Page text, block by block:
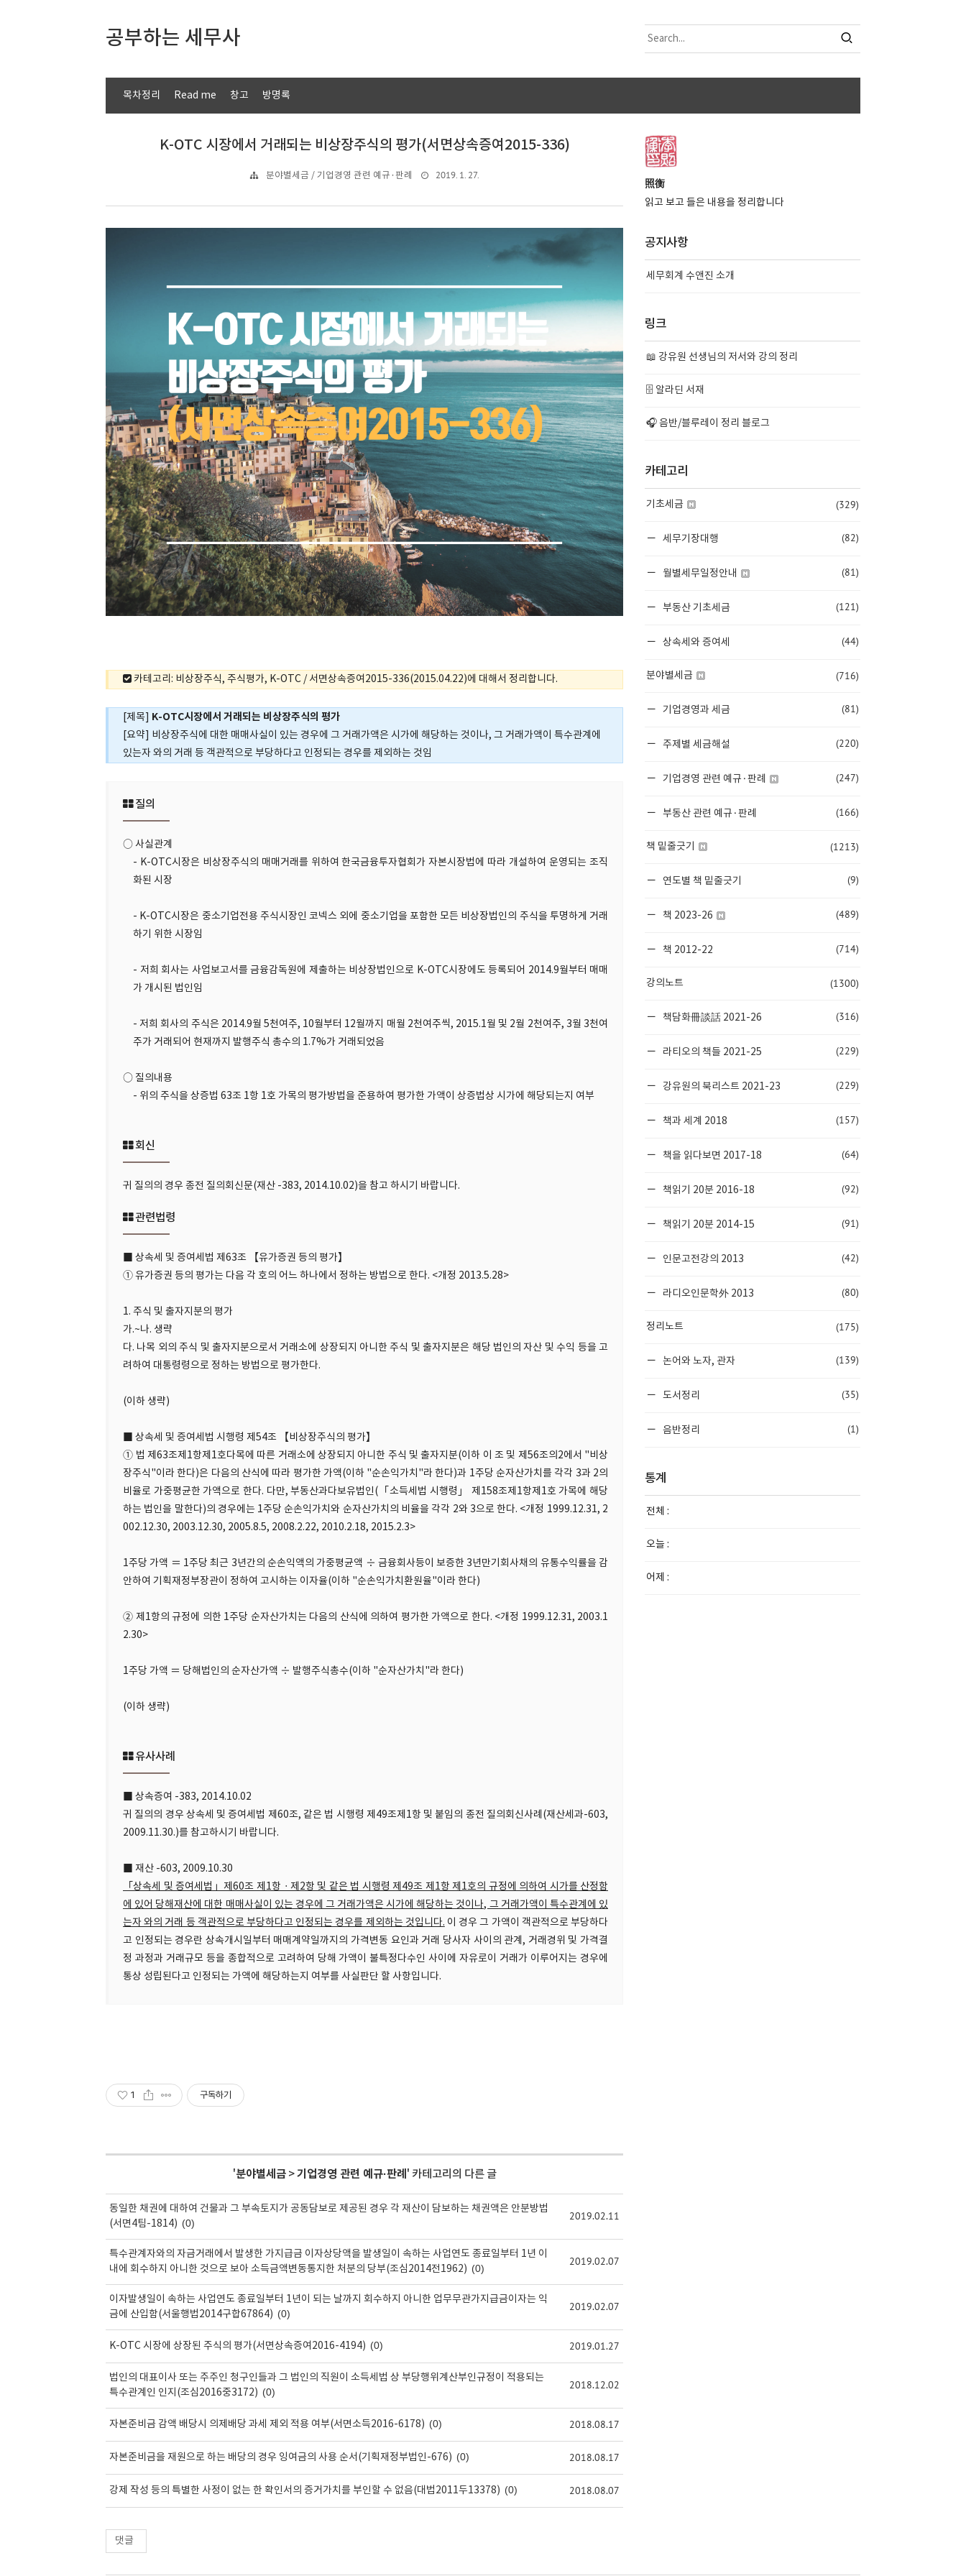
공부하는 세무사
목차정리 Read me 창고 방명록
K-OTC 시장에서 거래되는 비상장주식의 평가(서면상속증여2015-336)
분야별세금 / 기업경영 관련 예규·판례 2019. 1. 27.
카테고리: 비상장주식, 주식평가, K-OTC / 서면상속증여2015-336(2015.04.22)에 대해서 정리합니다.
[제목] K-OTC시장에서 거래되는 비상장주식의 평가
[요약] 비상장주식에 대한 매매사실이 있는 경우에 그 거래가액은 시가에 해당하는 것이나, 그 거래가액이 특수관계에
있는자 와의 거래 등 객관적으로 부당하다고 인정되는 경우를 제외하는 것임
질의
○ 사실관계
- K-OTC시장은 비상장주식의 매매거래를 위하여 한국금융투자협회가 자본시장법에 따라 개설하여 운영되는 조직
화된 시장
- K-OTC시장은 중소기업전용 주식시장인 코넥스 외에 중소기업을 포함한 모든 비상장법인의 주식을 투명하게 거래
하기 위한 시장임
- 저희 회사는 사업보고서를 금융감독원에 제출하는 비상장법인으로 K-OTC시장에도 등록되어 2014.9월부터 매매
가 개시된 법인임
- 저희 회사의 주식은 2014.9월 5천여주, 10월부터 12월까지 매월 2천여주씩, 2015.1월 및 2월 2천여주, 3월 3천여
주가 거래되어 현재까지 발행주식 총수의 1.7%가 거래되었음
○ 질의내용
- 위의 주식을 상증법 63조 1항 1호 가목의 평가방법을 준용하여 평가한 가액이 상증법상 시가에 해당되는지 여부
회신
귀 질의의 경우 종전 질의회신문(재산 -383, 2014.10.02)을 참고 하시기 바랍니다.
관련법령
■ 상속세 및 증여세법 제63조 【유가증권 등의 평가】
① 유가증권 등의 평가는 다음 각 호의 어느 하나에서 정하는 방법으로 한다. <개정 2013.5.28>
1. 주식 및 출자지분의 평가
가.~나. 생략
다. 나목 외의 주식 및 출자지분으로서 거래소에 상장되지 아니한 주식 및 출자지분은 해당 법인의 자산 및 수익 등을 고
려하여 대통령령으로 정하는 방법으로 평가한다.
(이하 생략)
■ 상속세 및 증여세법 시행령 제54조 【비상장주식의 평가】
① 법 제63조제1항제1호다목에 따른 거래소에 상장되지 아니한 주식 및 출자지분(이하 이 조 및 제56조의2에서 "비상
장주식"이라 한다)은 다음의 산식에 따라 평가한 가액(이하 "순손익가치"라 한다)과 1주당 순자산가치를 각각 3과 2의
비율로 가중평균한 가액으로 한다. 다만, 부동산과다보유법인(「소득세법 시행령」 제158조제1항제1호 가목에 해당
하는 법인을 말한다)의 경우에는 1주당 순손익가치와 순자산가치의 비율을 각각 2와 3으로 한다. <개정 1999.12.31, 2
002.12.30, 2003.12.30, 2005.8.5, 2008.2.22, 2010.2.18, 2015.2.3>
1주당 가액 ＝ 1주당 최근 3년간의 순손익액의 가중평균액 ÷ 금융회사등이 보증한 3년만기회사채의 유통수익률을 감
안하여 기획재정부장관이 정하여 고시하는 이자율(이하 "순손익가치환원율"이라 한다)
② 제1항의 규정에 의한 1주당 순자산가치는 다음의 산식에 의하여 평가한 가액으로 한다. <개정 1999.12.31, 2003.1
2.30>
1주당 가액 ＝ 당해법인의 순자산가액 ÷ 발행주식총수(이하 "순자산가치"라 한다)
(이하 생략)
유사사례
■ 상속증여 -383, 2014.10.02
귀 질의의 경우 상속세 및 증여세법 제60조, 같은 법 시행령 제49조제1항 및 붙임의 종전 질의회신사례(재산세과-603,
2009.11.30.)를 참고하시기 바랍니다.
■ 재산 -603, 2009.10.30
「상속세 및 증여세법」제60조 제1항ㆍ제2항 및 같은 법 시행령 제49조 제1항 제1호의 규정에 의하여 시가를 산정함
에 있어 당해재산에 대한 매매사실이 있는 경우에 그 거래가액은 시가에 해당하는 것이나, 그 거래가액이 특수관계에 있
는자 와의 거래 등 객관적으로 부당하다고 인정되는 경우를 제외하는 것입니다. 이 경우 그 가액이 객관적으로 부당하다
고 인정되는 경우란 상속개시일부터 매매계약일까지의 가격변동 요인과 거래 당사자 사이의 관계, 거래경위 및 가격결
정 과정과 거래규모 등을 종합적으로 고려하여 당해 가액이 불특정다수인 사이에 자유로이 거래가 이루어지는 경우에
통상 성립된다고 인정되는 가액에 해당하는지 여부를 사실판단 할 사항입니다.
1 구독하기
'분야별세금>기업경영 관련 예규·판례 ' 카테고리의 다른 글
동일한 채권에 대하여 건물과 그 부속토지가 공동담보로 제공된 경우 각 재산이 담보하는 채권액은 안분방법
(서면4팀-1814) (0)
2019.02.11
특수관계자와의 자금거래에서 발생한 가지급금 이자상당액을 발생일이 속하는 사업연도 종료일부터 1년 이
내에 회수하지 아니한 것으로 보아 소득금액변동통지한 처분의 당부(조심2014전1962) (0)
2019.02.07
이자발생일이 속하는 사업연도 종료일부터 1년이 되는 날까지 회수하지 아니한 업무무관가지급금이자는 익
금에 산입함(서울행법2014구합67864) (0)
2019.02.07
K-OTC 시장에 상장된 주식의 평가(서면상속증여2016-4194) (0) 2019.01.27
법인의 대표이사 또는 주주인 청구인들과 그 법인의 직원이 소득세법 상 부당행위계산부인규정이 적용되는
특수관계인 인지(조심2016중3172) (0)
2018.12.02
자본준비금 감액 배당시 의제배당 과세 제외 적용 여부(서면소득2016-6178) (0) 2018.08.17
자본준비금을 재원으로 하는 배당의 경우 잉여금의 사용 순서(기획재정부법인-676) (0) 2018.08.17
강제 작성 등의 특별한 사정이 없는 한 확인서의 증거가치를 부인할 수 없음(대법2011두13378) (0) 2018.08.07
댓글
照衡
읽고 보고 들은 내용을 정리합니다
공지사항
세무회계 수앤진 소개
링크
📖 강유원 선생님의 저서와 강의 정리
🗄️ 알라딘 서재
🎧 음반/블루레이 정리 블로그
카테고리
기초세금 (329)
세무기장대행 (82)
월별세무일정안내 (81)
부동산 기초세금 (121)
상속세와 증여세 (44)
분야별세금 (716)
기업경영과 세금 (81)
주제별 세금해설 (220)
기업경영 관련 예규·판례 (247)
부동산 관련 예규·판례 (166)
책 밑줄긋기 (1213)
연도별 책 밑줄긋기 (9)
책 2023-26 (489)
책 2012-22 (714)
강의노트 (1300)
책담화冊談話 2021-26 (316)
라티오의 책들 2021-25 (229)
강유원의 북리스트 2021-23 (229)
책과 세계 2018 (157)
책을 읽다보면 2017-18 (64)
책읽기 20분 2016-18 (92)
책읽기 20분 2014-15 (91)
인문고전강의 2013 (42)
라디오인문학外 2013 (80)
정리노트 (175)
논어와 노자, 관자 (139)
도서정리 (35)
음반정리 (1)
통계
전체 :
오늘 :
어제 :